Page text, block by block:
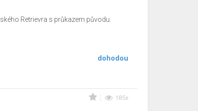
Retrievra s průkazem původu.
dohodou
185x